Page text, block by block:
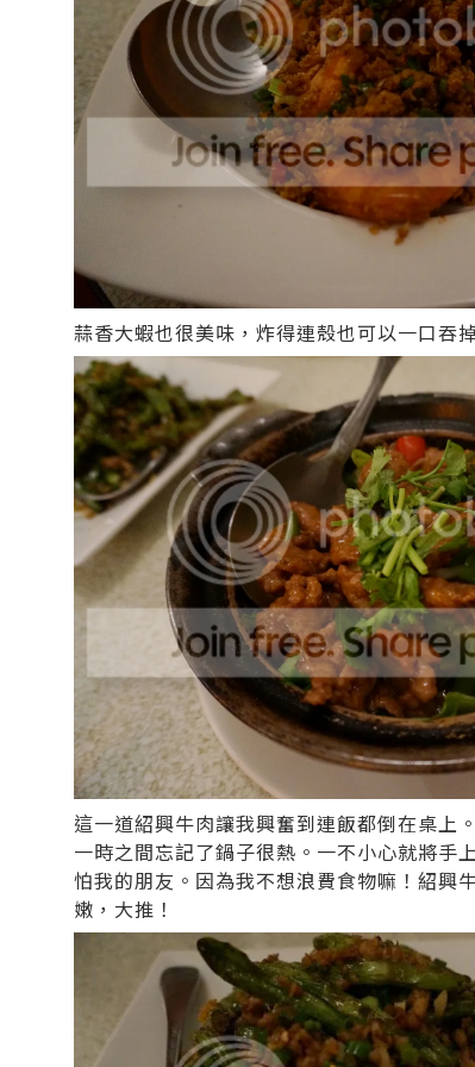
蒜香大蝦也很美味，炸得連殼也可以一口吞
這一道紹興牛肉讓我興奮到連飯都倒在桌上
一時之間忘記了鍋子很熱。一不小心就將手
怕我的朋友。因為我不想浪費食物嘛！紹興
嫩，大推！